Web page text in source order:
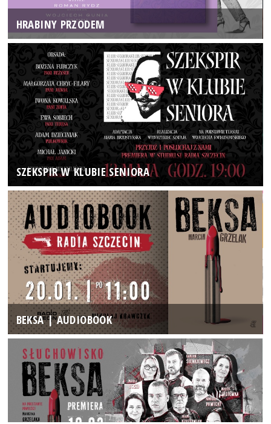
HRABINY PRZODEM
SZEKSPIR W KLUBIE SENIORA
BEKSA | AUDIOBOOK